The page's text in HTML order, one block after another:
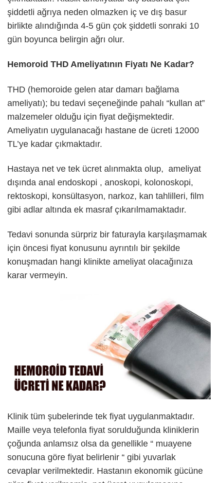
şiddetli ağrıya neden olmazken iç ve dış basur
birlikte alındığında 4-5 gün çok şiddetli sonraki 10
gün boyunca belirgin ağrı olur.
Hemoroid THD Ameliyatının Fiyatı Ne Kadar?
THD (hemoroide gelen atar damarı bağlama
ameliyatı); bu tedavi seçeneğinde pahalı “kullan at”
malzemeler olduğu için fiyat değişmektedir.
Ameliyatın uygulanacağı hastane de ücreti 12000
TL’ye kadar çıkmaktadır.
Hastaya net ve tek ücret alınmakta olup, ameliyat
dışında anal endoskopi , anoskopi, kolonoskopi,
rektoskopi, konsültasyon, narkoz, kan tahlilleri, film
gibi adlar altında ek masraf çıkarılmamaktadır.
Tedavi sonunda sürpriz bir faturayla karşılaşmamak
için öncesi fiyat konusunu ayrıntılı bir şekilde
konuşmadan hangi klinikte ameliyat olacağınıza
karar vermeyin.
Klinik tüm şubelerinde tek fiyat uygulanmaktadır.
Maille veya telefonla fiyat sorulduğunda kliniklerin
çoğunda anlamsız olsa da genellikle “ muayene
sonucuna göre fiyat belirlenir “ gibi yuvarlak
cevaplar verilmektedir. Hastanın ekonomik gücüne